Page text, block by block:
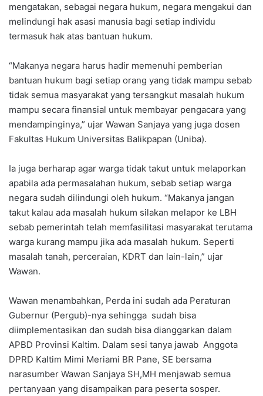
mengatakan, sebagai negara hukum, negara mengakui dan
melindungi hak asasi manusia bagi setiap individu
termasuk hak atas bantuan hukum.
“Makanya negara harus hadir memenuhi pemberian
bantuan hukum bagi setiap orang yang tidak mampu sebab
tidak semua masyarakat yang tersangkut masalah hukum
mampu secara finansial untuk membayar pengacara yang
mendampinginya,” ujar Wawan Sanjaya yang juga dosen
Fakultas Hukum Universitas Balikpapan (Uniba).
Ia juga berharap agar warga tidak takut untuk melaporkan
apabila ada permasalahan hukum, sebab setiap warga
negara sudah dilindungi oleh hukum. “Makanya jangan
takut kalau ada masalah hukum silakan melapor ke LBH
sebab pemerintah telah memfasilitasi masyarakat terutama
warga kurang mampu jika ada masalah hukum. Seperti
masalah tanah, perceraian, KDRT dan lain-lain,” ujar
Wawan.
Wawan menambahkan, Perda ini sudah ada Peraturan
Gubernur (Pergub)-nya sehingga sudah bisa
diimplementasikan dan sudah bisa dianggarkan dalam
APBD Provinsi Kaltim. Dalam sesi tanya jawab Anggota
DPRD Kaltim Mimi Meriami BR Pane, SE bersama
narasumber Wawan Sanjaya SH,MH menjawab semua
pertanyaan yang disampaikan para peserta sosper.